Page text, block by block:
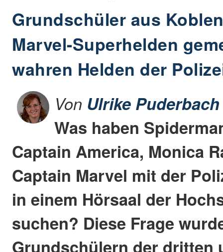
Grundschüler aus
Marvel-Superhelden
wahren Helden der
Von Ulrike Puderbach
Was haben
Captain America, Monica
Captain Marvel mit der
in einem Hörsaal der
suchen? Diese Frage
Grundschülern der dritten